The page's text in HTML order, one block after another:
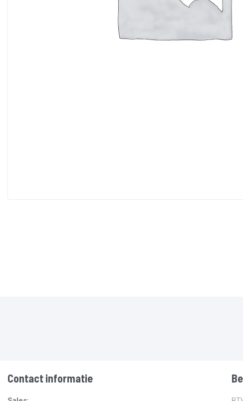
Contact informatie